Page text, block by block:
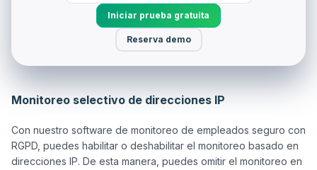
Iniciar prueba gratuita
Reserva demo
Monitoreo selectivo de direcciones IP
Con nuestro software de monitoreo de empleados seguro con
RGPD, puedes habilitar o deshabilitar el monitoreo basado en
direcciones IP. De esta manera, puedes omitir el monitoreo en